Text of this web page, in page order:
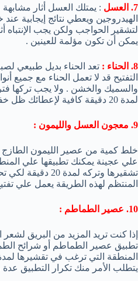
7. العسل
: يمتلك العسل أثار مشابهة
الهيدروجين ويعطي نتائج إيجابية
لتشقير الحواجب ولكن يجب الإنتباه
يمكن أن تكون مؤلمة للعينين .
8. الحناء :
تعد الحناء بديل طبيعي
التفتيح قد لا تعمل الحناء مع جميع
والسميك والخشن . ولا يجب تركها
لمدة 20 دقيقة كافية لإعطائك ظل خفيف للحواجب .
9. معجون العسل والليمون :
خلط كمية من عصير الليمون
علي عجينة يمكنك تطبيقها علي
تشقيرها وتركه لمدة
المنتظم لهذه الطريقة يعمل علي
10. عصير الطماطم :
إذا كنت تريد المزيد من البريق
تطبيق عصير الطماطم أو شرائح
يتطلب الأمر منك تكرار التطبيق